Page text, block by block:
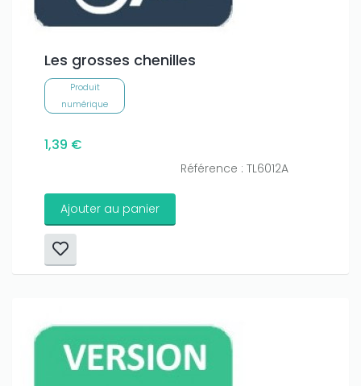
Les grosses chenilles
Produit
numérique
1,39 €
Référence : TL6012A
Ajouter au panier